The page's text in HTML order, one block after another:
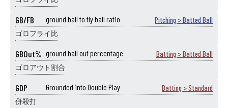
GB/FB ground ball to fly ball ratio Pitching > Batted Ball
ゴロフライ比
GBOut% ground ball out percentage Batting > Batted Ball
ゴロアウト割合
GDP Grounded into Double Play Batting > Standard
併殺打